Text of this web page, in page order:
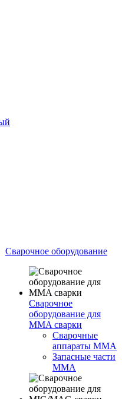
Сварочное оборудование
Сварочное
оборудование для
MMA сварки
Сварочные
аппараты MMA
Запасные части
MMA